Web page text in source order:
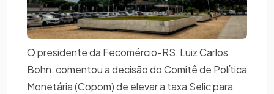
O presidente da Fecomércio-RS, Luiz Carlos
Bohn, comentou a decisão do Comitê de Política
Monetária (Copom) de elevar a taxa Selic para